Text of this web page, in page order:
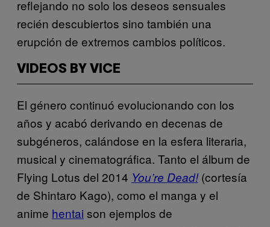
reflejando no solo los deseos sensuales
recién descubiertos sino también una
erupción de extremos cambios políticos.
VIDEOS BY VICE
El género continuó evolucionando con los
años y acabó derivando en decenas de
subgéneros, calándose en la esfera literaria,
musical y cinematográfica. Tanto el álbum de
Flying Lotus del 2014 You’re Dead!(cortesía
de Shintaro Kago), como el manga y el
anime hentai son ejemplos de